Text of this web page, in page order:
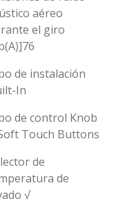
aéreo
el giro
de instalación
In
de control Knob
Touch Buttons
de
de
√